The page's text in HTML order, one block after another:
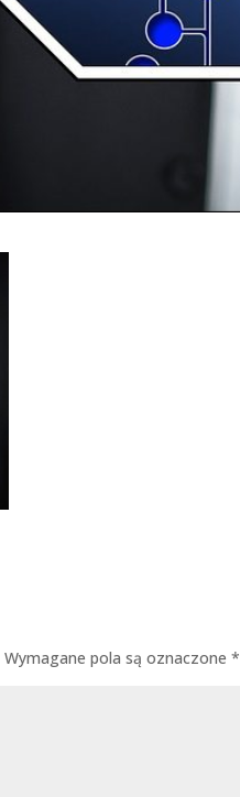
Wymagane pola są oznaczone*